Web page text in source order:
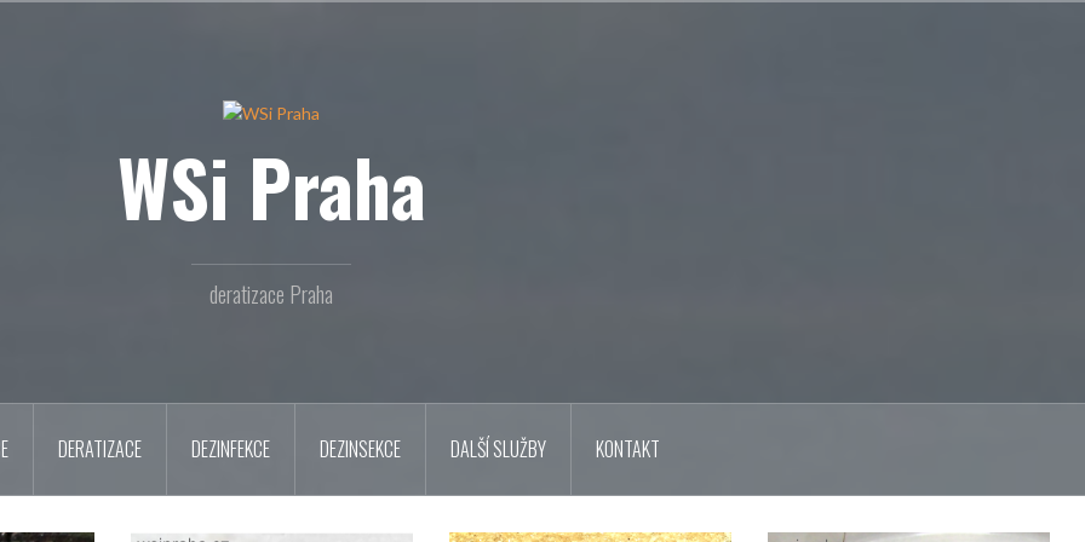
WSi Praha
deratizace Praha
DERATIZACE DEZINFEKCE DEZINSEKCE DALŠÍ SLUŽBY KONTAKT